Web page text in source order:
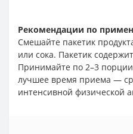
Рекомендации по
Смешайте пакетик
или сока. Пакетик
Принимайте по 2–3
лучшее время приема —
интенсивной физической